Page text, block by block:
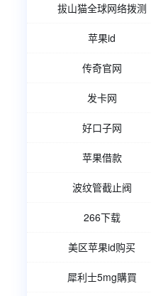
拔山猫全球网络拨测
苹果id
传奇官网
发卡网
好口子网
苹果借款
波纹管截止阀
266下载
美区苹果id购买
犀利士5mg購買